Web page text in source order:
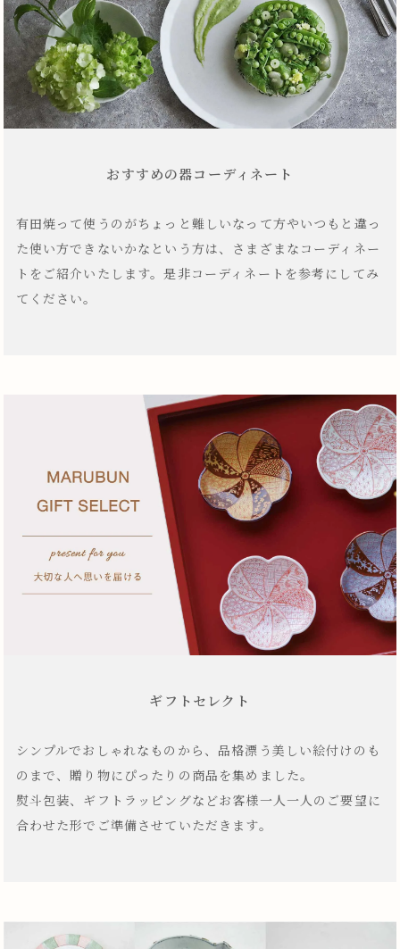
おすすめの器コーディネート
有田焼って使うのがちょっと難しいなって方やいつもと違っ
た使い方できないかなという方は、さまざまなコーディネー
トをご紹介いたします。是非コーディネートを参考にしてみ
てください。
ギフトセレクト
シンプルでおしゃれなものから、品格漂う美しい絵付けのも
のまで、贈り物にぴったりの商品を集めました。
熨斗包装、ギフトラッピングなどお客様一人一人のご要望に
合わせた形でご準備させていただきます。